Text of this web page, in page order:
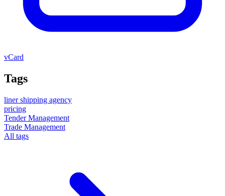
vCard
Tags
liner shipping agency
pricing
Tender Management
Trade Management
All tags